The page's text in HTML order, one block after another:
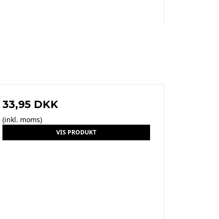
33,95 DKK
(inkl. moms)
VIS PRODUKT